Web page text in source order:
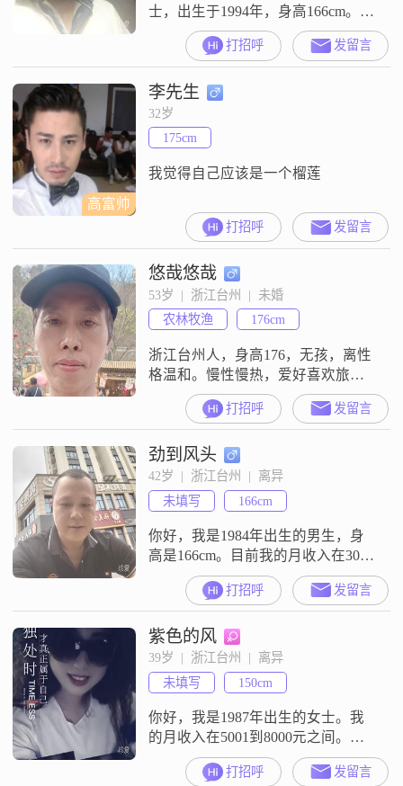
士，出生于1994年，身高166cm。我
目前的工作收入在12001到20000元
之间，拥有大学本科学历。在生活
中，我有一些自己坚持的原则和特
点，比如勤俭节约，我认为这是对
资源的尊重，也是对未来的负责。
我也是一个耐心包容的人，相信每
个人都有自己的故事和难处，所以
我尽量去理解他人。责任感强是我
打招呼 发留言
高富帅
李先生
32岁
175cm
我觉得自己应该是一个榴莲
打招呼 发留言
悠哉悠哉
53岁  |  浙江台州  |  未婚
农林牧渔
176cm
浙江台州人，身高176，无孩，离性
格温和。慢性慢热，爱好喜欢旅
游，看看新闻，看书，散散步，喜
欢安静。俩人相处，需要有彼此共
同思想观，有相同的心境才能长长
久久，人生短暂一晃就过，人海茫
茫，相识，相知，相拥不容易，过
好余生，没有遗憾
打招呼 发留言
劲到风头
42岁  |  浙江台州  |  离异
未填写
166cm
你好，我是1984年出生的男生，身
高是166cm。目前我的月收入在3001
到5000元这个区间，学历是中专。
我现在的工作地是在中国。大家平
时对我的评价，说我是一个稳重可
靠的人。我也觉得自己确实比较有
责任感，不管是对待事情还是对待
人，我都希望能负起该负的责任。
另外，朋友们也常说我性格上比较
有耐心，也比较包容。我希望通过
这
打招呼 发留言
紫色的风
39岁  |  浙江台州  |  离异
未填写
150cm
你好，我是1987年出生的女士。我
的月收入在5001到8000元之间。我
的工作地在中国。我的学历是高中
及以下。我是一个温柔体贴的人，
打招呼 发留言